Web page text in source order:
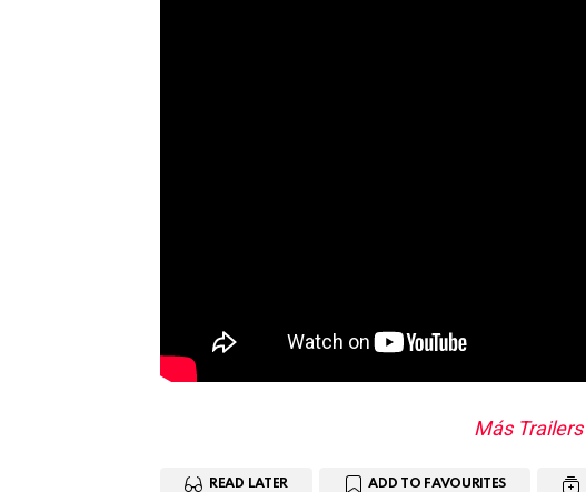
Más Trailers
READ LATER ADD TO FAVOURITES